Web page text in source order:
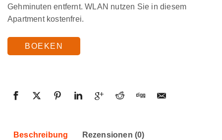
Gehminuten entfernt. WLAN nutzen Sie in diesem
Apartment kostenfrei.
BOEKEN
Beschreibung Rezensionen (0)